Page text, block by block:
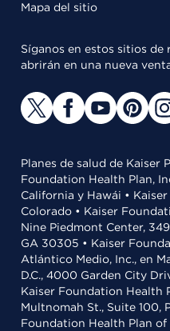
Mapa del sitio
Síganos en estos sitios de
abrirán en una nueva
Planes de salud de Kaiser
Foundation Health Plan,
California y Hawái •
Colorado • Kaiser
Nine Piedmont Center,
GA 30305 • Kaiser
Atlántico Medio, Inc., en
D.C., 4000 Garden City
Kaiser Foundation Health
Multnomah St., Suite 100,
Foundation Health Plan